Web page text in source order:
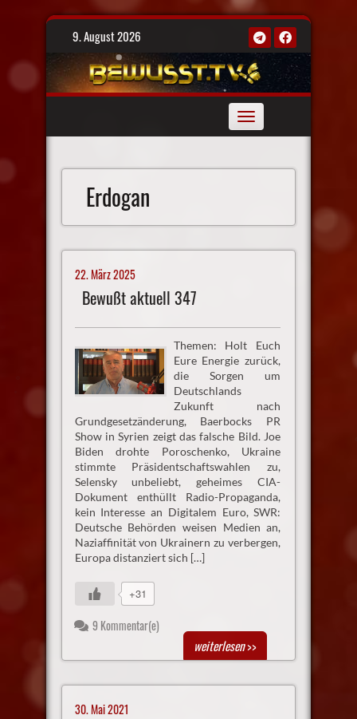
Skip
9. August 2026
Toggle
navigation
Erdogan
22. März 2025
Bewußt aktuell 347
Themen: Holt Euch
Eure Energie zurück,
die Sorgen um
Deutschlands
Zukunft nach
Grundgesetzänderung, Baerbocks PR
Show in Syrien zeigt das falsche Bild. Joe
Biden drohte Poroschenko, Ukraine
stimmte Präsidentschaftswahlen zu,
Selensky unbeliebt, geheimes CIA-
Dokument enthüllt Radio-Propaganda,
kein Interesse an Digitalem Euro, SWR:
Deutsche Behörden weisen Medien an,
Naziaffinität von Ukrainern zu verbergen,
Europa distanziert sich […]
+31
9 Kommentar(e)
weiterlesen>>
30. Mai 2021